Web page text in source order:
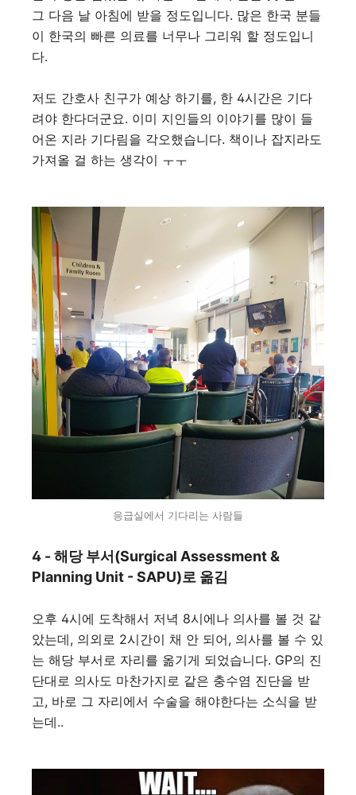
그 다음 날 아침에 받을 정도입니다. 많은 한국 분들
이 한국의 빠른 의료를 너무나 그리워 할 정도입니
다.
저도 간호사 친구가 예상 하기를, 한 4시간은 기다
려야 한다더군요. 이미 지인들의 이야기를 많이 들
어온 지라 기다림을 각오했습니다. 책이나 잡지라도
가져올 걸 하는 생각이 ㅜㅜ
응급실에서 기다리는 사람들
4 - 해당 부서(Surgical Assessment &
Planning Unit - SAPU)로 옮김
오후 4시에 도착해서 저녁 8시에나 의사를 볼 것 같
았는데, 의외로 2시간이 채 안 되어, 의사를 볼 수 있
는 해당 부서로 자리를 옮기게 되었습니다. GP의 진
단대로 의사도 마찬가지로 같은 충수염 진단을 받
고, 바로 그 자리에서 수술을 해야한다는 소식을 받
는데..